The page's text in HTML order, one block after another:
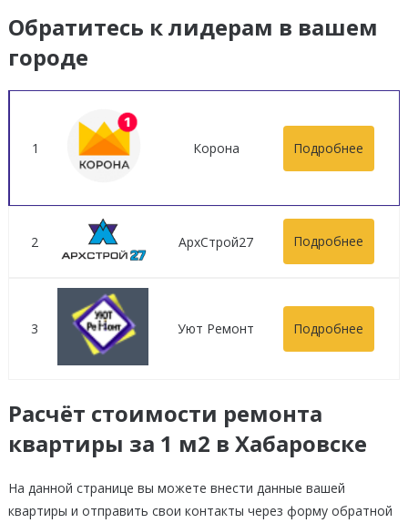
Обратитесь к лидерам в вашем
городе
1 Корона Подробнее
2 АрхСтрой27 Подробнее
3 Уют Ремонт Подробнее
Расчёт стоимости ремонта
квартиры за 1 м2 в Хабаровске
На данной странице вы можете внести данные вашей
квартиры и отправить свои контакты через форму обратной